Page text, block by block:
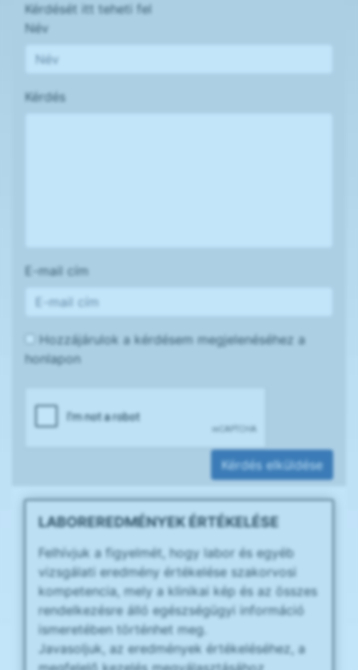
Kérdését itt teheti fel
Név
Kérdés
E-mail cím
Hozzájárulok a kérdésem megjelenéséhez a
honlapon
Kérdés elküldése
LABOREREDMÉNYEK ÉRTÉKELÉSE
Felhívjuk a figyelmét, hogy labor és egyéb
vizsgálati eredmény értékelése szakorvosi
kompetencia, mely a klinikai kép és az összes
rendelkezésre álló egészségügyi információ
ismeretében történhet meg.
Javasoljuk, az eredmények értékeléséhez, a